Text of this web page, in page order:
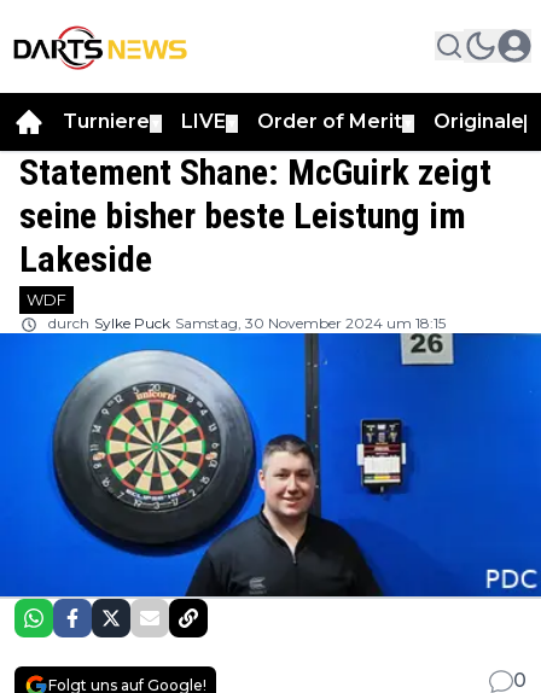
Turniere LIVE Order of Merit Originale
Statement Shane: McGuirk zeigt
seine bisher beste Leistung im
Lakeside
WDF
durch Sylke Puck Samstag, 30 November 2024 um 18:15
Folgt uns auf Google!
0